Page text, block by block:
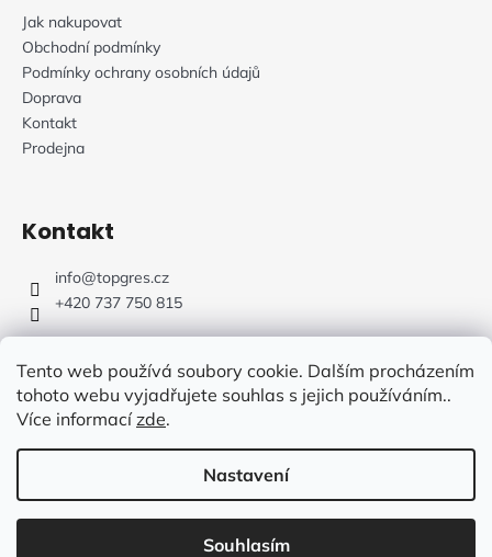
Tento web používá soubory cookie. Dalším procházením
tohoto webu vyjadřujete souhlas s jejich používáním..
Více informacízde.
Nastavení
Souhlasím
Jak nakupovat
Obchodní podmínky
Podmínky ochrany osobních údajů
Doprava
Kontakt
Prodejna
Kontakt
info@topgres.cz
+420 737 750 815
TOPGRES.CZ. Všechna práva vyhrazena.